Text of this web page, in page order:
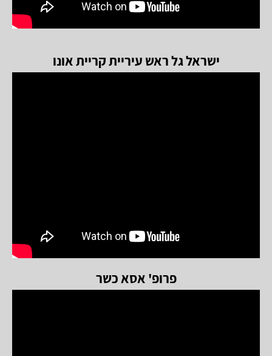
ישראל גל ראש עיריית קריית אונו
פרופ' אסא כשר